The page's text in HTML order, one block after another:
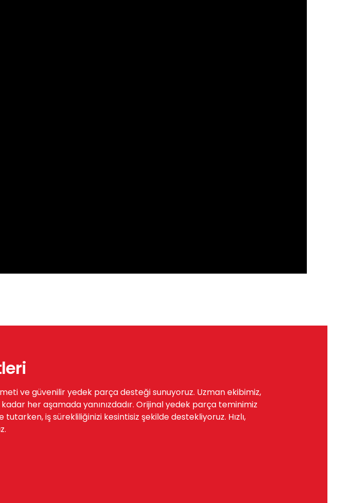
ve güvenilir yedek parça desteği sunuyoruz. Uzman ekibimiz,
her aşamada yanınızdadır. Orijinal yedek parça teminimiz
iş sürekliliğinizi kesintisiz şekilde destekliyoruz. Hızlı,